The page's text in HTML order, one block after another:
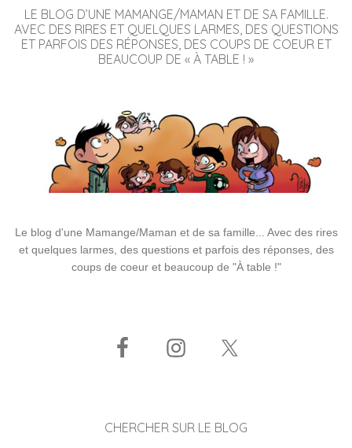
LE BLOG D’UNE MAMANGE/MAMAN ET DE SA FAMILLE.
AVEC DES RIRES ET QUELQUES LARMES, DES QUESTIONS
ET PARFOIS DES RÉPONSES, DES COUPS DE COEUR ET
BEAUCOUP DE « À TABLE ! »
Le blog d'une Mamange/Maman et de sa famille... Avec des rires
et quelques larmes, des questions et parfois des réponses, des
coups de coeur et beaucoup de "À table !"
CHERCHER SUR LE BLOG